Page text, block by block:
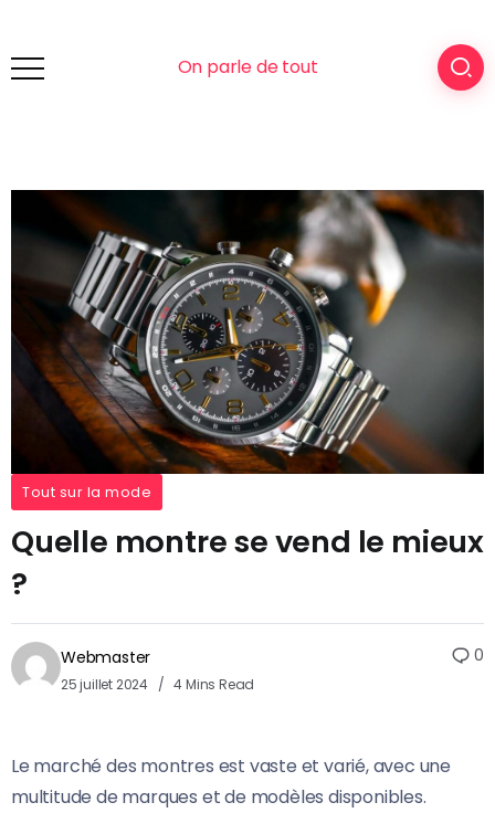
On parle de tout
Tout sur la mode
Quelle montre se vend le mieux
?
Webmaster
25 juillet 2024 4 Mins Read
0
Le marché des montres est vaste et varié, avec une
multitude de marques et de modèles disponibles.